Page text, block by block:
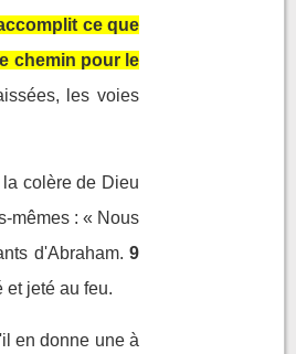
ce que
chemin pour le
les voies
colère de Dieu
mêmes : « Nous
d'Abraham. 9
et jeté au feu.
en donne une à